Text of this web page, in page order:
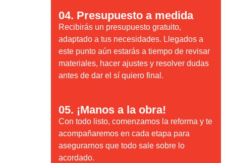
04. Presupuesto a medida
Recibirás un presupuesto gratuito,
adaptado a tus necesidades. Llegados a
este punto aún estarás a tiempo de revisar
materiales, hacer ajustes y resolver dudas
antes de dar el sí quiero final.
05. ¡Manos a la obra!
Con todo listo, comenzamos la reforma y te
acompañaremos en cada etapa para
asegurarnos que todo sale sobre lo
acordado.